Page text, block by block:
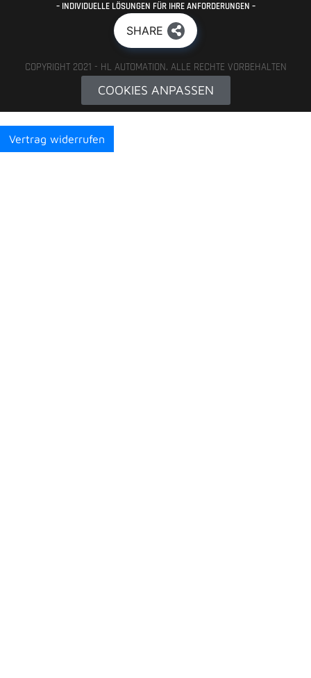
– INDIVIDUELLE LÖSUNGEN FÜR IHRE ANFORDERUNGEN –
SHARE
COPYRIGHT 2021 - HL AUTOMATION. ALLE RECHTE VORBEHALTEN
COOKIES ANPASSEN
Vertrag widerrufen